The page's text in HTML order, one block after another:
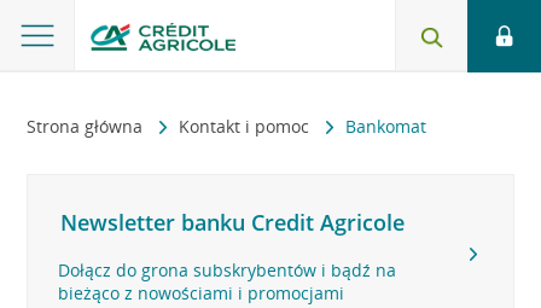
Strona główna Kontakt i pomoc Bankomat
Newsletter banku Credit Agricole
Dołącz do grona subskrybentów i bądź na
bieżąco z nowościami i promocjami